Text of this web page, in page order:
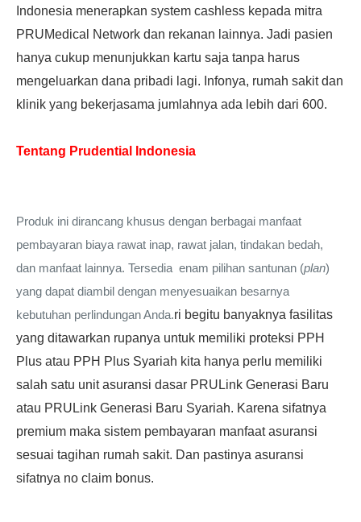
Indonesia menerapkan system cashless kepada mitra
PRUMedical Network dan rekanan lainnya. Jadi pasien
hanya cukup menunjukkan kartu saja tanpa harus
mengeluarkan dana pribadi lagi. Infonya, rumah sakit dan
klinik yang bekerjasama jumlahnya ada lebih dari 600.
Tentang Prudential Indonesia
Produk ini dirancang khusus dengan berbagai manfaat
pembayaran biaya rawat inap, rawat jalan, tindakan bedah,
dan manfaat lainnya. Tersedia enam pilihan santunan (plan)
yang dapat diambil dengan menyesuaikan besarnya
kebutuhan perlindungan Anda.ri begitu banyaknya fasilitas
yang ditawarkan rupanya untuk memiliki proteksi PPH
Plus atau PPH Plus Syariah kita hanya perlu memiliki
salah satu unit asuransi dasar PRULink Generasi Baru
atau PRULink Generasi Baru Syariah. Karena sifatnya
premium maka sistem pembayaran manfaat asuransi
sesuai tagihan rumah sakit. Dan pastinya asuransi
sifatnya no claim bonus.